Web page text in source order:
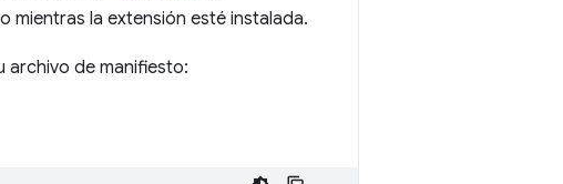
mientras la extensión esté instalada.
archivo de manifiesto: